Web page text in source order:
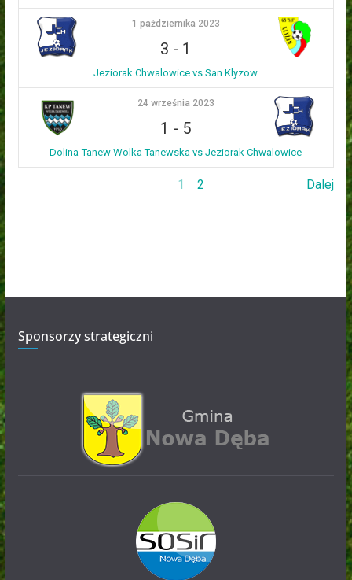
1 października 2023
3 - 1
Jeziorak Chwalowice vs San Klyzow
24 września 2023
1 - 5
Dolina-Tanew Wolka Tanewska vs Jeziorak Chwalowice
1 2 Dalej
Sponsorzy strategiczni